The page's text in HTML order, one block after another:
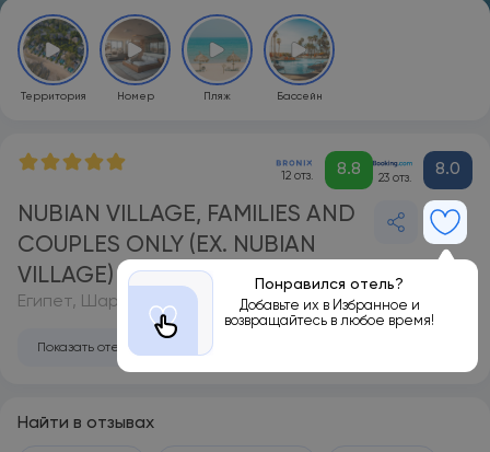
Территория Номер Пляж Бассейн
12 отз. 8.8 23 отз. 8.0
NUBIAN VILLAGE, FAMILIES AND
COUPLES ONLY (EX. NUBIAN
VILLAGE) 5*
Понравился отель?
Добавьте их в Избранное и
возвращайтесь в любое время!
Египет, Шарм-эль-Шейх
Показать отель на карте
Найти в отзывах